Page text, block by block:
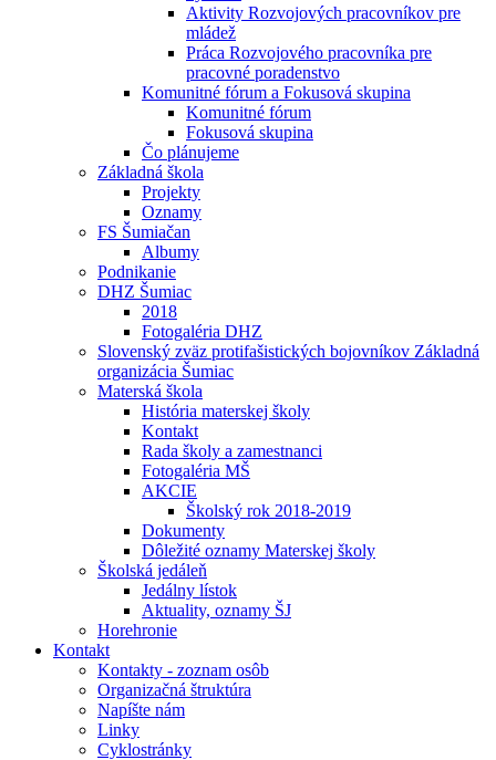
Aktivity Rozvojových pracovníkov pre
mládež
Práca Rozvojového pracovníka pre
pracovné poradenstvo
Komunitné fórum a Fokusová skupina
Komunitné fórum
Fokusová skupina
Čo plánujeme
Základná škola
Projekty
Oznamy
FS Šumiačan
Albumy
Podnikanie
DHZ Šumiac
2018
Fotogaléria DHZ
Slovenský zväz protifašistických bojovníkov Základná
organizácia Šumiac
Materská škola
História materskej školy
Kontakt
Rada školy a zamestnanci
Fotogaléria MŠ
AKCIE
Školský rok 2018-2019
Dokumenty
Dôležité oznamy Materskej školy
Školská jedáleň
Jedálny lístok
Aktuality, oznamy ŠJ
Horehronie
Kontakt
Kontakty - zoznam osôb
Organizačná štruktúra
Napíšte nám
Linky
Cyklostránky